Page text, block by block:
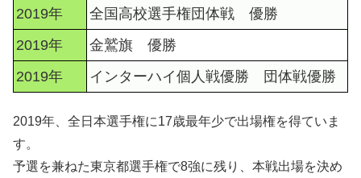
2019年
全国高校選手権団体戦 優勝
2019年
金鷲旗 優勝
2019年
インターハイ個人戦優勝 団体戦優勝
2019年、全日本選手権に17歳最年少で出場権を得ていま
す。
予選を兼ねた東京都選手権で8強に残り、本戦出場を決め